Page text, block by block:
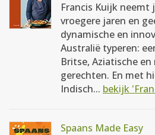
Francis Kuijk neemt
vroegere jaren en
dynamische en
Australië typeren:
Britse, Aziatische
gerechten. En met
Indisch... bekijk
Spaans Made Easy